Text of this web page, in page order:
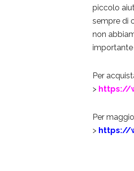
piccolo
sempre di
non
importante
Per
> https://
Per
> https://